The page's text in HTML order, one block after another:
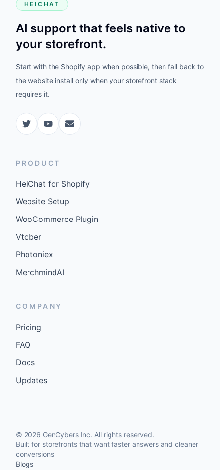
HEICHAT
AI support that feels native to
your storefront.
Start with the Shopify app when possible, then fall back to
the website install only when your storefront stack
requires it.
PRODUCT
HeiChat for Shopify
Website Setup
WooCommerce Plugin
Vtober
Photoniex
MerchmindAI
COMPANY
Pricing
FAQ
Docs
Updates
© 2026 GenCybers Inc. All rights reserved.
Built for storefronts that want faster answers and cleaner
conversions.
Blogs